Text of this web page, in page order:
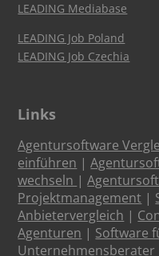
LEADING Mediabase
LEADING Job Poland
LEADING Job Czechia
Links
Agentursoftware
einführen |
wechseln |
Projektmanagement |
Anbietervergleich |
Agenturen | Software
Unternehmensberater